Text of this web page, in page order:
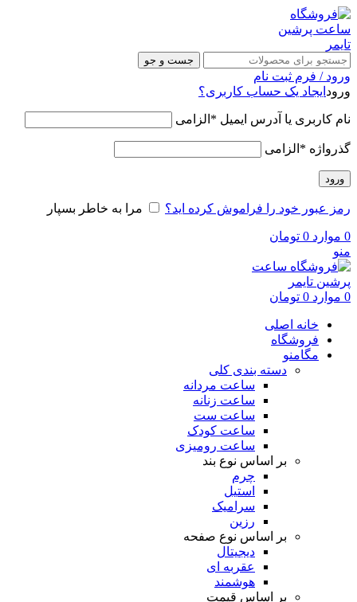
جست و جو
ورود / فرم ثبت نام
ورود ایجاد یک حساب کاربری؟
نام کاربری یا آدرس ایمیل * الزامی
گذرواژه * الزامی
ورود
رمز عبور خود را فراموش کرده اید؟ مرا به خاطر بسپار
0 موارد 0 تومان
منو
0 موارد 0 تومان
خانه اصلی
فروشگاه
مگامنو
دسته بندی کلی
ساعت مردانه
ساعت زنانه
ساعت ست
ساعت کودک
ساعت رومیزی
بر اساس نوع بند
چرم
استیل
سرامیک
رزین
بر اساس نوع صفحه
دیجیتال
عقربه ای
هوشمند
بر اساس قیمت